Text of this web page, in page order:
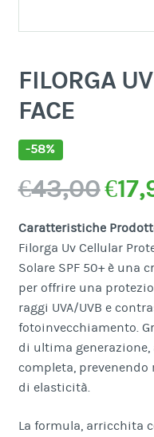
FILORGA
FACE
-58%
€43,00 Il
era:
€
Caratteristiche
Filorga Uv Cellular
Solare SPF 50+ è una
per offrire una
raggi UVA/UVB e
fotoinvecchiamento.
di ultima
completa, prevenendo
di elasticità.
La formula, arricchita